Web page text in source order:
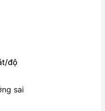
độ
sai